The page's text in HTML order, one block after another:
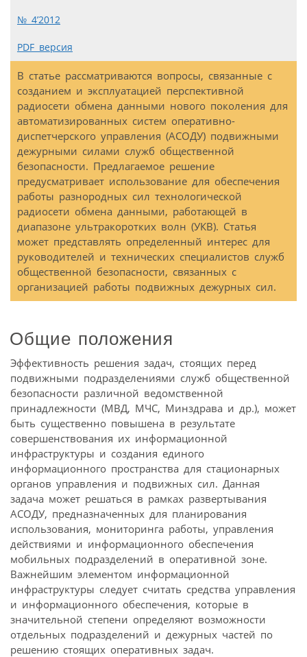
№ 4’2012
PDF версия
В статье рассматриваются вопросы, связанные с
созданием и эксплуатацией перспективной
радиосети обмена данными нового поколения для
автоматизированных систем оперативно-
диспетчерского управления (АСОДУ) подвижными
дежурными силами служб общественной
безопасности. Предлагаемое решение
предусматривает использование для обеспечения
работы разнородных сил технологической
радиосети обмена данными, работающей в
диапазоне ультракоротких волн (УКВ). Статья
может представлять определенный интерес для
руководителей и технических специалистов служб
общественной безопасности, связанных с
организацией работы подвижных дежурных сил.
Общие положения
Эффективность решения задач, стоящих перед
подвижными подразделениями служб общественной
безопасности различной ведомственной
принадлежности (МВД, МЧС, Минздрава и др.), может
быть существенно повышена в результате
совершенствования их информационной
инфраструктуры и создания единого
информационного пространства для стационарных
органов управления и подвижных сил. Данная
задача может решаться в рамках развертывания
АСОДУ, предназначенных для планирования
использования, мониторинга работы, управления
действиями и информационного обеспечения
мобильных подразделений в оперативной зоне.
Важнейшим элементом информационной
инфраструктуры следует считать средства управления
и информационного обеспечения, которые в
значительной степени определяют возможности
отдельных подразделений и дежурных частей по
решению стоящих оперативных задач.